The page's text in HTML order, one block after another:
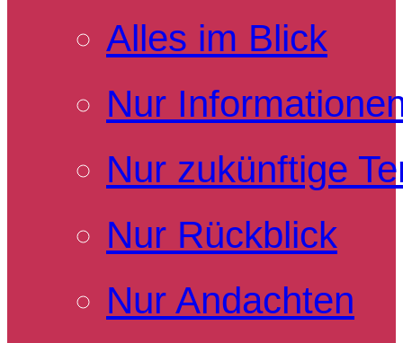
Alles im Blick
Nur
Nur zukünftige
Nur Rückblick
Nur Andachten